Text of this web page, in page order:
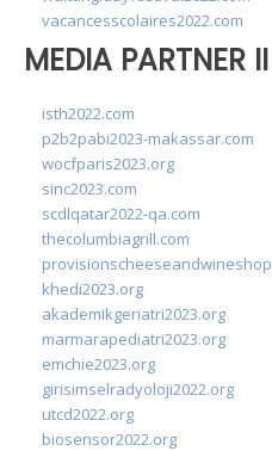
vacancesscolaires2022.com
MEDIA PARTNER II
isth2022.com
p2b2pabi2023-makassar.com
wocfparis2023.org
sinc2023.com
scdlqatar2022-qa.com
thecolumbiagrill.com
khedi2023.org
akademikgeriatri2023.org
marmarapediatri2023.org
emchie2023.org
girisimselradyoloji2022.org
utcd2022.org
biosensor2022.org